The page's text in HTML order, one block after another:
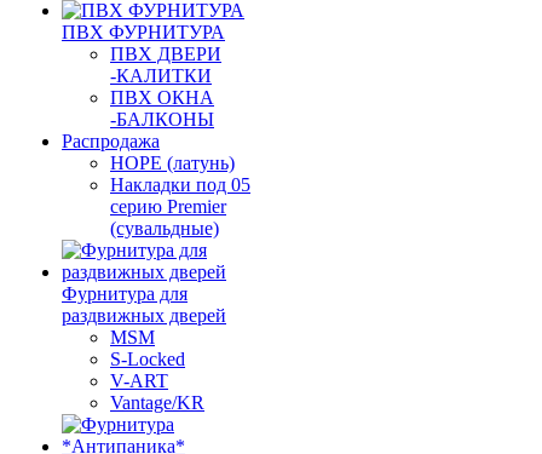
ПВХ ФУРНИТУРА
ПВХ ДВЕРИ
-КАЛИТКИ
ПВХ ОКНА
-БАЛКОНЫ
Распродажа
HOPE (латунь)
Накладки под 05
серию Premier
(сувальдные)
Фурнитура для
раздвижных дверей
MSM
S-Locked
V-ART
Vantage/KR